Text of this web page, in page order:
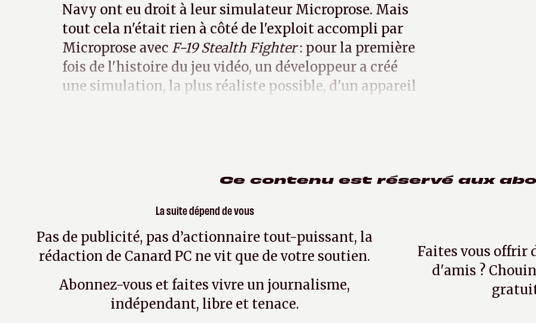
Navy ont eu droit à leur simulateur Microprose. Mais
tout cela n'était rien à côté de l'exploit accompli par
Microprose avec F-19 Stealth Fighter: pour la première
fois de l'histoire du jeu vidéo, un développeur a créé
une simulation, la plus réaliste possible, d'un appareil
Ce contenu est réservé aux
La suite dépend de vous
Pas de publicité, pas d’actionnaire tout-puissant, la
rédaction de Canard PC ne vit que de votre soutien.
Abonnez-vous et faites vivre un journalisme,
indépendant, libre et tenace.
Faites vous offrir
d'amis ?